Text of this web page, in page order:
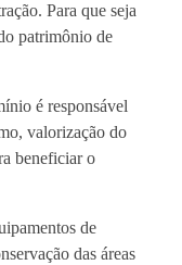
Para que seja
patrimônio de
é responsável
valorização do
beneficiar o
de
das áreas